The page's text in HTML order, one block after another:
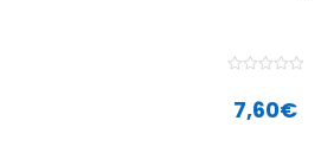
7,60€